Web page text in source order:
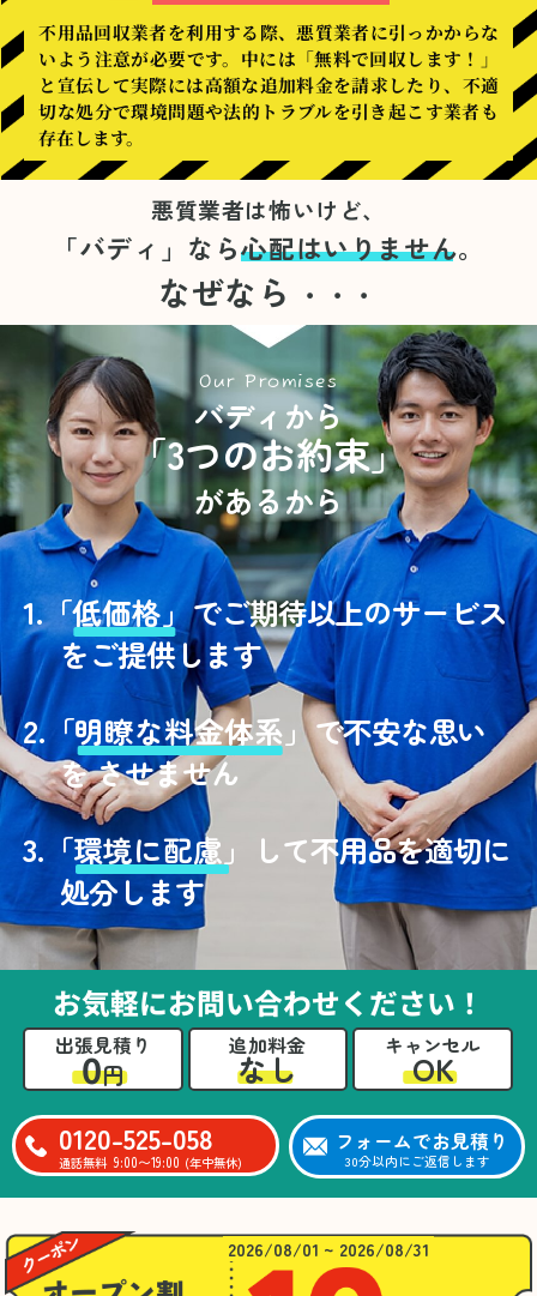
不用品回収業者を利用する際、悪質業者に引っかからな
いよう注意が必要です。中には「無料で回収します！」
と宣伝して実際には高額な追加料金を請求したり、不適
切な処分で環境問題や法的トラブルを引き起こす業者も
存在します。
悪質業者は怖いけど、
「バディ」なら心配はいりません。
なぜなら ・・・
Our Promises
バディから
「3つのお約束」
があるから
1.「低価格」でご期待以上のサービス
をご提供します
2.「明瞭な料金体系」で不安な思い
を させません
3. 「環境に配慮」
して不用品を適切に
処分します
お気軽にお問い合わせください！
出張見積り
0円
追加料金
なし
キャンセル
OK
0120-525-058
通話無料 9:00〜19:00 (年中無休)
フォームでお見積り
30分以内にご返信します
2026/08/01 ~ 2026/08/31